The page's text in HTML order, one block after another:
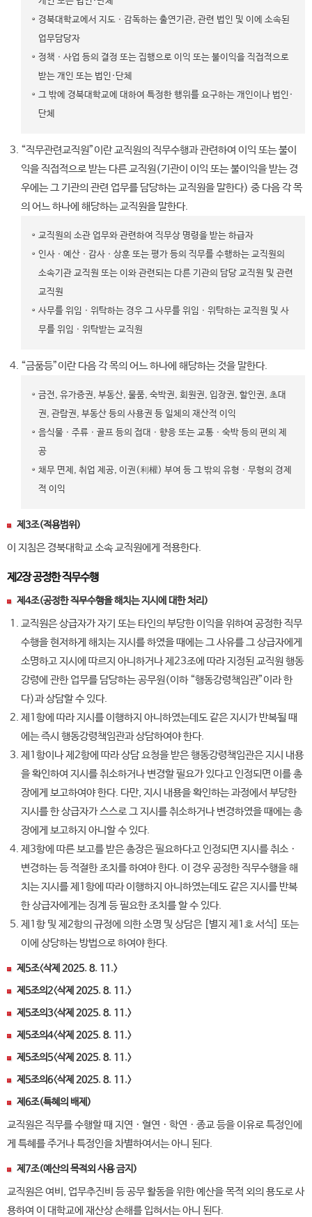
경북대학교에서 지도ㆍ감독하는 출연기관, 관련 법인 및 이에 소속된
업무담당자
정책ㆍ사업 등의 결정 또는 집행으로 이익 또는 불이익을 직접적으로
받는 개인 또는 법인·단체
그 밖에 경북대학교에 대하여 특정한 행위를 요구하는 개인이나 법인·
단체
“직무관련교직원”이란 교직원의 직무수행과 관련하여 이익 또는 불이
익을 직접적으로 받는 다른 교직원(기관이 이익 또는 불이익을 받는 경
우에는 그 기관의 관련 업무를 담당하는 교직원을 말한다) 중 다음 각 목
의 어느 하나에 해당하는 교직원을 말한다.
교직원의 소관 업무와 관련하여 직무상 명령을 받는 하급자
인사ㆍ예산ㆍ감사ㆍ상훈 또는 평가 등의 직무를 수행하는 교직원의
소속기관 교직원 또는 이와 관련되는 다른 기관의 담당 교직원 및 관련
교직원
사무를 위임ㆍ위탁하는 경우 그 사무를 위임ㆍ위탁하는 교직원 및 사
무를 위임ㆍ위탁받는 교직원
“금품등”이란 다음 각 목의 어느 하나에 해당하는 것을 말한다.
금전, 유가증권, 부동산, 물품, 숙박권, 회원권, 입장권, 할인권, 초대
권, 관람권, 부동산 등의 사용권 등 일체의 재산적 이익
음식물ㆍ주류ㆍ골프 등의 접대ㆍ향응 또는 교통ㆍ숙박 등의 편의 제
공
채무 면제, 취업 제공, 이권(利權) 부여 등 그 밖의 유형ㆍ무형의 경제
적 이익
제3조(적용범위)
이 지침은 경북대학교 소속 교직원에게 적용한다.
제2장 공정한 직무수행
제4조(공정한 직무수행을 해치는 지시에 대한 처리)
교직원은 상급자가 자기 또는 타인의 부당한 이익을 위하여 공정한 직무
수행을 현저하게 해치는 지시를 하였을 때에는 그 사유를 그 상급자에게
소명하고 지시에 따르지 아니하거나 제23조에 따라 지정된 교직원 행동
강령에 관한 업무를 담당하는 공무원(이하 “행동강령책임관”이라 한
다)과 상담할 수 있다.
제1항에 따라 지시를 이행하지 아니하였는데도 같은 지시가 반복될 때
에는 즉시 행동강령책임관과 상담하여야 한다.
제1항이나 제2항에 따라 상담 요청을 받은 행동강령책임관은 지시 내용
을 확인하여 지시를 취소하거나 변경할 필요가 있다고 인정되면 이를 총
장에게 보고하여야 한다. 다만, 지시 내용을 확인하는 과정에서 부당한
지시를 한 상급자가 스스로 그 지시를 취소하거나 변경하였을 때에는 총
장에게 보고하지 아니할 수 있다.
제3항에 따른 보고를 받은 총장은 필요하다고 인정되면 지시를 취소ㆍ
변경하는 등 적절한 조치를 하여야 한다. 이 경우 공정한 직무수행을 해
치는 지시를 제1항에 따라 이행하지 아니하였는데도 같은 지시를 반복
한 상급자에게는 징계 등 필요한 조치를 할 수 있다.
제1항 및 제2항의 규정에 의한 소명 및 상담은 [별지 제1호 서식] 또는
이에 상당하는 방법으로 하여야 한다.
제5조〈삭제 2025. 8. 11.〉
제5조의2〈삭제 2025. 8. 11.〉
제5조의3〈삭제 2025. 8. 11.〉
제5조의4〈삭제 2025. 8. 11.〉
제5조의5〈삭제 2025. 8. 11.〉
제5조의6〈삭제 2025. 8. 11.〉
제6조(특혜의 배제)
교직원은 직무를 수행할 때 지연ㆍ혈연ㆍ학연ㆍ종교 등을 이유로 특정인에
게 특혜를 주거나 특정인을 차별하여서는 아니 된다.
제7조(예산의 목적외 사용 금지)
교직원은 여비, 업무추진비 등 공무 활동을 위한 예산을 목적 외의 용도로 사
용하여 이 대학교에 재산상 손해를 입혀서는 아니 된다.